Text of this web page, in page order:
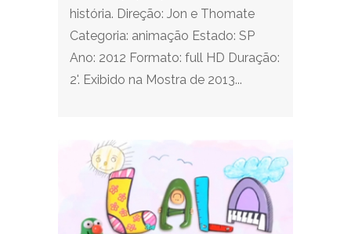
história. Direção: Jon e Thomate
Categoria: animação Estado: SP
Ano: 2012 Formato: full HD Duração:
2'. Exibido na Mostra de 2013...